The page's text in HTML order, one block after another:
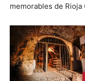
memorables de Rioja